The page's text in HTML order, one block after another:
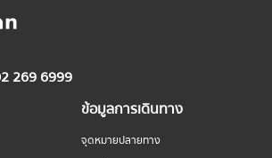
269 6999
ข้อมูลการเดินทาง
จุดหมายปลายทาง